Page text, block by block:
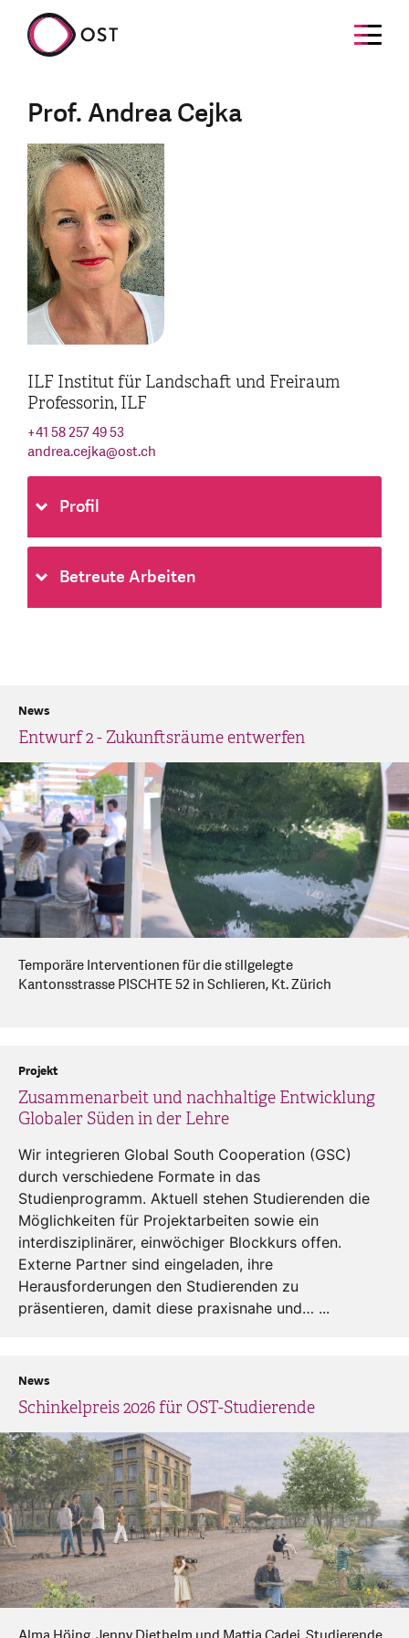
Prof. Andrea Cejka
ILF Institut für Landschaft und Freiraum
Professorin, ILF
+41 58 257 49 53
andrea.cejka@ost.ch
Profil
Betreute Arbeiten
Entwurf 2 - Zukunftsräume entwerfen
News
Temporäre Interventionen für die stillgelegte
Kantonsstrasse PISCHTE 52 in Schlieren, Kt. Zürich
Zusammenarbeit und nachhaltige Entwicklung
Globaler Süden in der Lehre
Projekt
Wir integrieren Global South Cooperation (GSC)
durch verschiedene Formate in das
Studienprogramm. Aktuell stehen Studierenden die
Möglichkeiten für Projektarbeiten sowie ein
interdisziplinärer, einwöchiger Blockkurs offen.
Externe Partner sind eingeladen, ihre
Herausforderungen den Studierenden zu
präsentieren, damit diese praxisnahe und… ...
Schinkelpreis 2026 für OST-Studierende
News